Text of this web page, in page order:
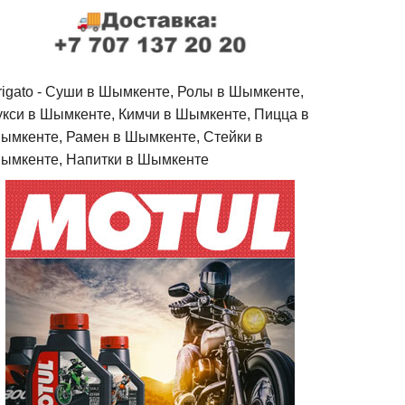
- Cуши в Шымкенте, Ролы в Шымкенте,
в Шымкенте, Кимчи в Шымкенте, Пицца в
Рамен в Шымкенте, Стейки в
Напитки в Шымкенте